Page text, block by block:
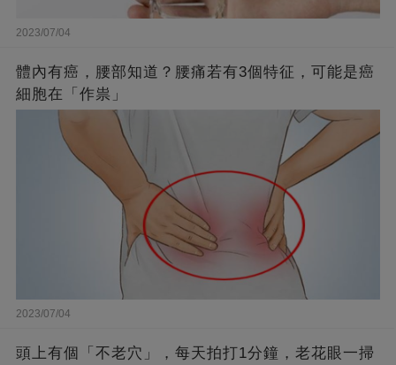
2023/07/04
體內有癌，腰部知道？腰痛若有3個特征，可能是癌
細胞在「作祟」
2023/07/04
頭上有個「不老穴」，每天拍打1分鐘，老花眼一掃